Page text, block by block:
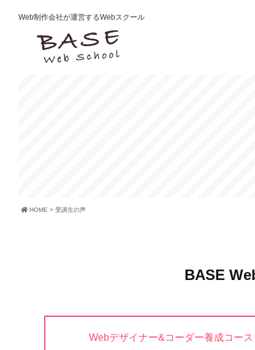
Web制作会社が運営するWebスクール
HOME > 受講生の声
BASE
Webデザイナー&コーダー養成コース